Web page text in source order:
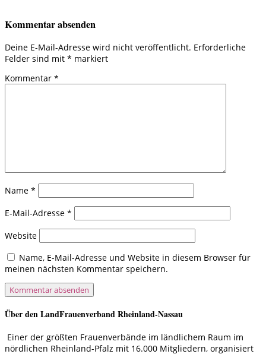
Kommentar absenden
Deine E-Mail-Adresse wird nicht veröffentlicht. Erforderliche
Felder sind mit * markiert
Kommentar *
Name *
E-Mail-Adresse *
Website
Name, E-Mail-Adresse und Website in diesem Browser für
meinen nächsten Kommentar speichern.
Über den LandFrauenverband Rheinland-Nassau
Einer der größten Frauenverbände im ländlichem Raum im
nördlichen Rheinland-Pfalz mit 16.000 Mitgliedern, organisiert